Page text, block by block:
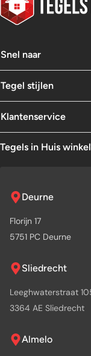
Snel naar
Tegel stijlen
Klantenservice
Tegels in Huis
Deurne
Florijn 17
5751 PC Deurne
Sliedrecht
Leeghwaterstraat
3364 AE Sliedrecht
Almelo